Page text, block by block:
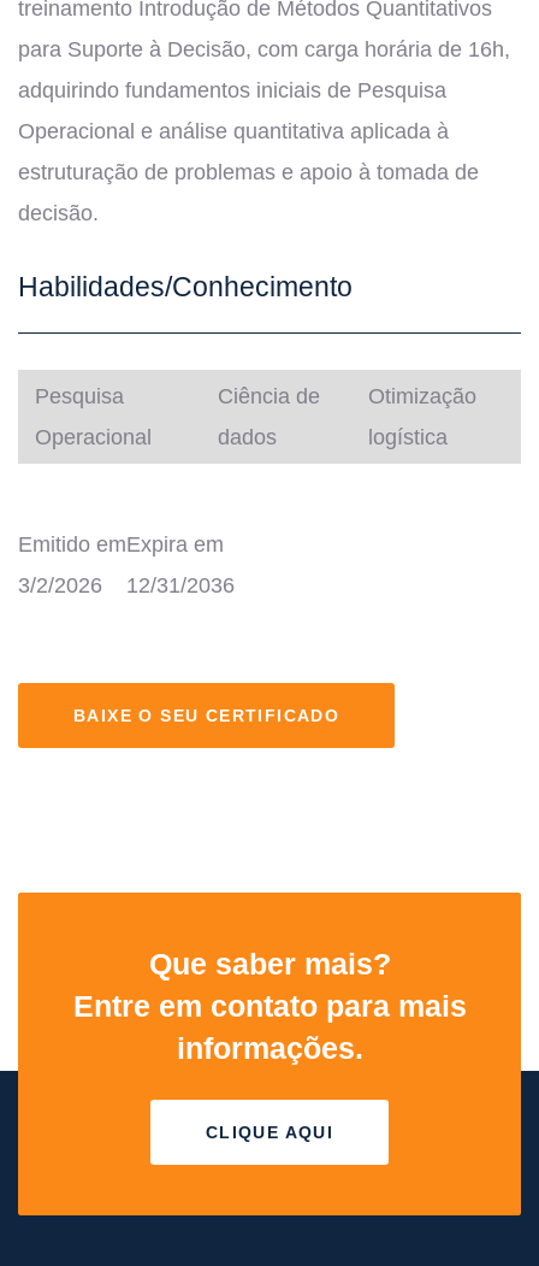
treinamento Introdução de Métodos Quantitativos
para Suporte à Decisão, com carga horária de 16h,
adquirindo fundamentos iniciais de Pesquisa
Operacional e análise quantitativa aplicada à
estruturação de problemas e apoio à tomada de
decisão.
Habilidades/Conhecimento
Pesquisa
Operacional
Ciência de
dados
Otimização
logística
Emitido em
3/2/2026
Expira em
12/31/2036
BAIXE O SEU CERTIFICADO
Que saber mais?
Entre em contato para mais
informações.
CLIQUE AQUI